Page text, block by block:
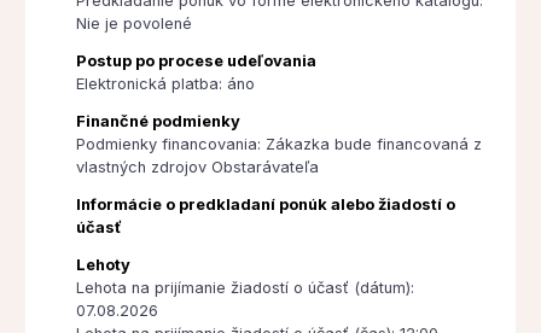
Nie je povolené
Postup po procese udeľovania
Elektronická platba: áno
Finančné podmienky
Podmienky financovania: Zákazka bude financovaná z
vlastných zdrojov Obstarávateľa
Informácie o predkladaní ponúk alebo žiadostí o
účasť
Lehoty
Lehota na prijímanie žiadostí o účasť (dátum):
07.08.2026